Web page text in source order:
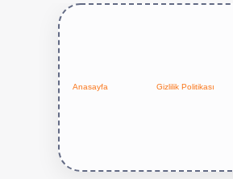
Anasayfa Gizlilik Politikası